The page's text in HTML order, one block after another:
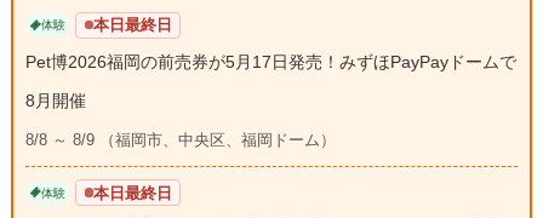
体験 本日最終日
Pet博2026福岡の前売券が5月17日発売！みずほPayPayドームで
8月開催
8/8 ～ 8/9 （福岡市、中央区、福岡ドーム）
体験 本日最終日